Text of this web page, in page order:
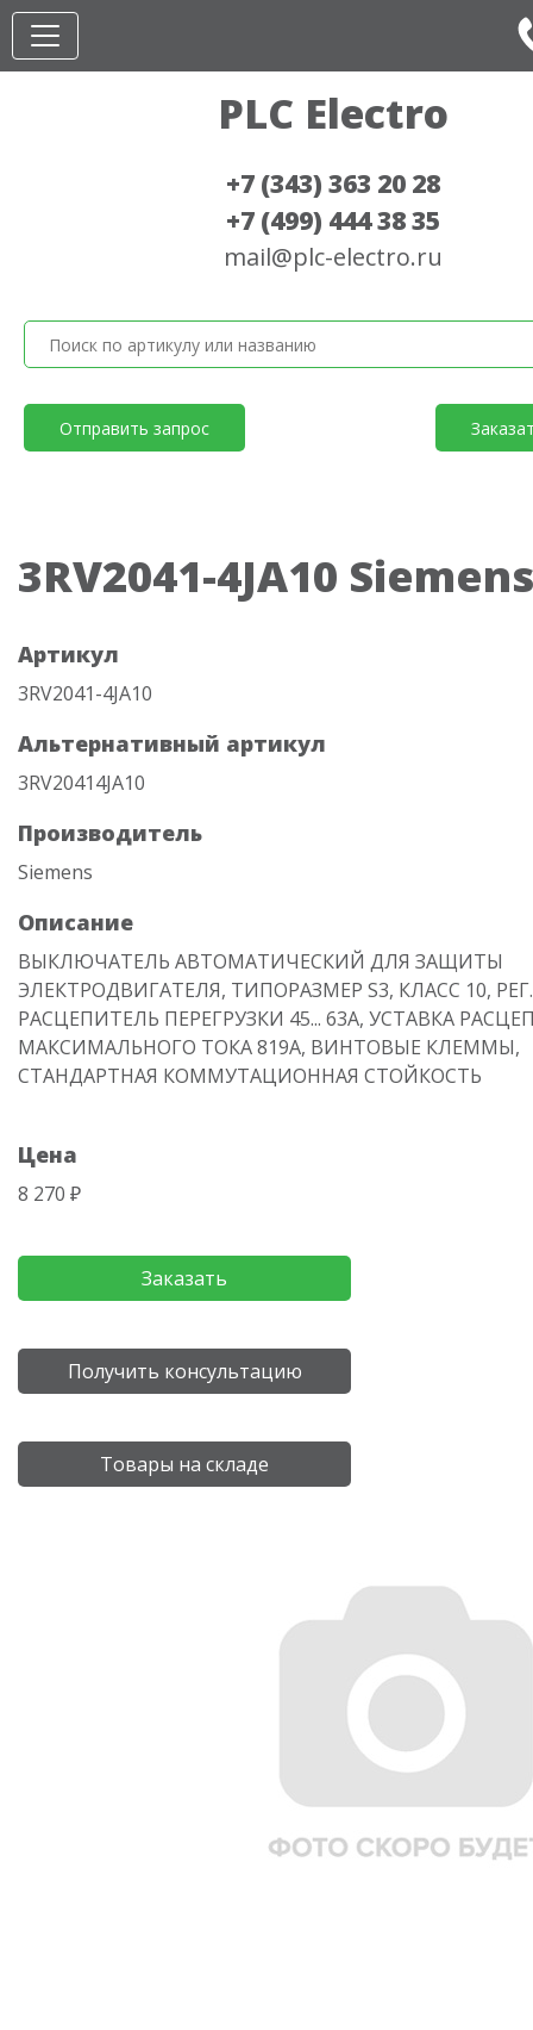
PLC Electro
+7 (343) 363 20 28
+7 (499) 444 38 35
mail@plc-electro.ru
Отправить запрос
3RV2041-4JA10 Siemens
Артикул
3RV2041-4JA10
Альтернативный артикул
3RV20414JA10
Производитель
Siemens
Описание
ВЫКЛЮЧАТЕЛЬ АВТОМАТИЧЕСКИЙ ДЛЯ ЗАЩИТЫ
ЭЛЕКТРОДВИГАТЕЛЯ, ТИПОРАЗМЕР S3, КЛАСС 10, РЕГ.
РАСЦЕПИТЕЛЬ ПЕРЕГРУЗКИ 45... 63A, УСТАВКА
МАКСИМАЛЬНОГО ТОКА 819A, ВИНТОВЫЕ КЛЕММЫ,
СТАНДАРТНАЯ КОММУТАЦИОННАЯ СТОЙКОСТЬ
Цена
8 270 ₽
Заказать
Получить консультацию
Товары на складе